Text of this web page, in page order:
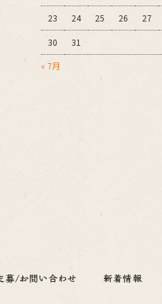
« 7月
23 24 25 26 27
30 31
ご応募/お問い合わせ オフィシャルブ